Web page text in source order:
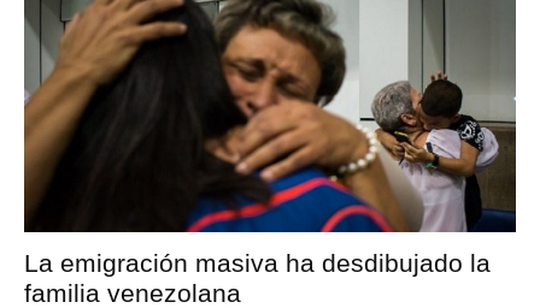
La emigración masiva ha desdibujado la
familia venezolana